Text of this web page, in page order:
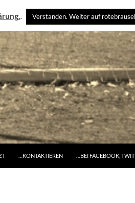
…KONTAKTIEREN …BEI FACEBOOK,
. Verstanden. Weiter auf